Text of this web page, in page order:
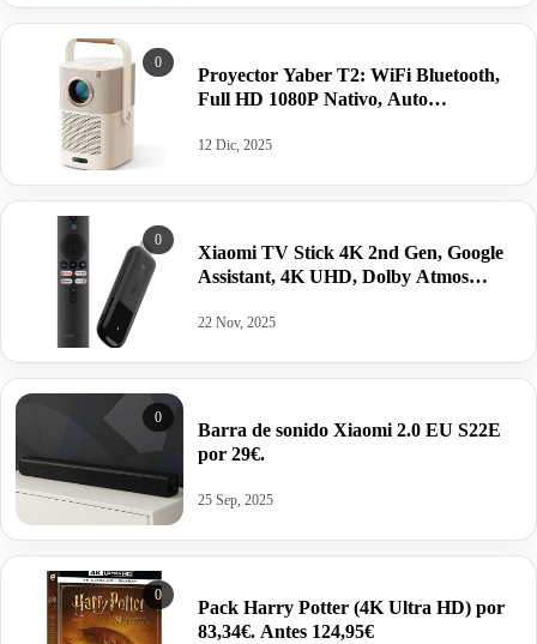
0
Proyector Yaber T2: WiFi Bluetooth,
Full HD 1080P Nativo, Auto
Batería por 141€ antes 253,99€.
12 Dic, 2025
0
Xiaomi TV Stick 4K 2nd Gen, Google
Assistant, 4K UHD, Dolby Atmos
por 36,93€.
22 Nov, 2025
0
Barra de sonido Xiaomi 2.0 EU S22E
por 29€.
25 Sep, 2025
0
Pack Harry Potter (4K Ultra HD) por
83,34€. Antes 124,95€